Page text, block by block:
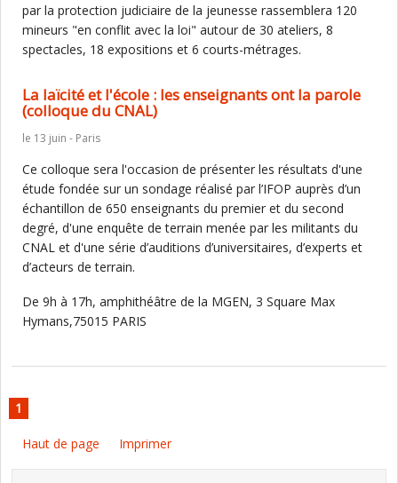
par la protection judiciaire de la jeunesse rassemblera 120
mineurs "en conflit avec la loi" autour de 30 ateliers, 8
spectacles, 18 expositions et 6 courts-métrages.
La laïcité et l'école : les enseignants ont la parole
(colloque du CNAL)
le 13 juin - Paris
Ce colloque sera l'occasion de présenter les résultats d'une
étude fondée sur un sondage réalisé par l’IFOP auprès d’un
échantillon de 650 enseignants du premier et du second
degré, d'une enquête de terrain menée par les militants du
CNAL et d'une série d’auditions d’universitaires, d’experts et
d’acteurs de terrain.
De 9h à 17h, amphithéâtre de la MGEN, 3 Square Max
Hymans,75015 PARIS
1
Haut de page Imprimer